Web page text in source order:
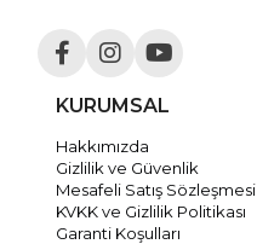
KURUMSAL
Hakkımızda
Gizlilik ve Güvenlik
Mesafeli Satış Sözleşmesi
KVKK ve Gizlilik Politikası
Garanti Koşulları